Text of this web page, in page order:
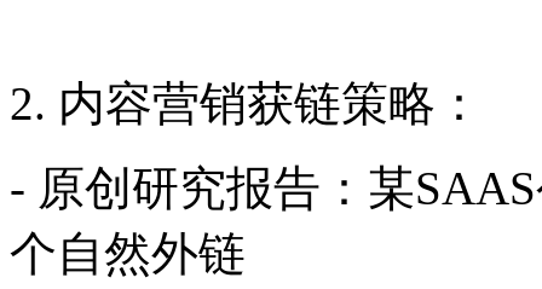
2. 内容营销获链策略：
- 原创研究报告：某
个自然外链